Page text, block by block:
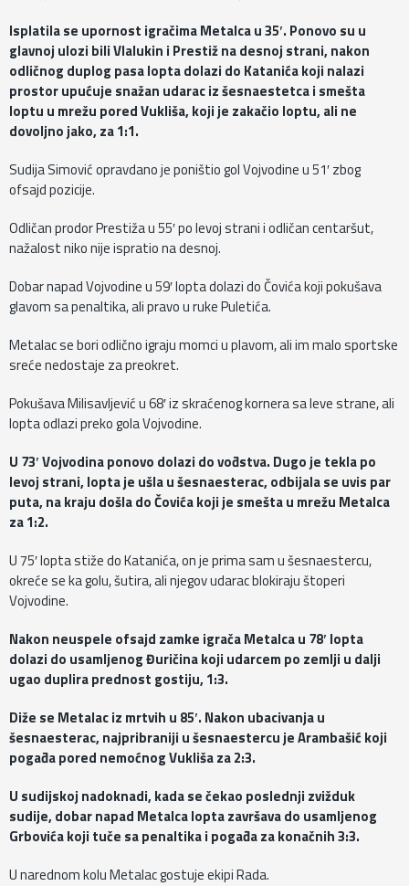
Isplatila se upornost igračima Metalca u 35′. Ponovo su u
glavnoj ulozi bili Vlalukin i Prestiž na desnoj strani, nakon
odličnog duplog pasa lopta dolazi do Katanića koji nalazi
prostor upućuje snažan udarac iz šesnaestetca i smešta
loptu u mrežu pored Vukliša, koji je zakačio loptu, ali ne
dovoljno jako, za 1:1.
Sudija Simović opravdano je poništio gol Vojvodine u 51′ zbog
ofsajd pozicije.
Odličan prodor Prestiža u 55′ po levoj strani i odličan centaršut,
nažalost niko nije ispratio na desnoj.
Dobar napad Vojvodine u 59′ lopta dolazi do Čovića koji pokušava
glavom sa penaltika, ali pravo u ruke Puletića.
Metalac se bori odlično igraju momci u plavom, ali im malo sportske
sreće nedostaje za preokret.
Pokušava Milisavljević u 68′ iz skraćenog kornera sa leve strane, ali
lopta odlazi preko gola Vojvodine.
U 73′ Vojvodina ponovo dolazi do vođstva. Dugo je tekla po
levoj strani, lopta je ušla u šesnaesterac, odbijala se uvis par
puta, na kraju došla do Čovića koji je smešta u mrežu Metalca
za 1:2.
U 75′ lopta stiže do Katanića, on je prima sam u šesnaestercu,
okreće se ka golu, šutira, ali njegov udarac blokiraju štoperi
Vojvodine.
Nakon neuspele ofsajd zamke igrača Metalca u 78′ lopta
dolazi do usamljenog Đuričina koji udarcem po zemlji u dalji
ugao duplira prednost gostiju, 1:3.
Diže se Metalac iz mrtvih u 85′. Nakon ubacivanja u
šesnaesterac, najpribraniji u šesnaestercu je Arambašić koji
pogađa pored nemoćnog Vukliša za 2:3.
U sudijskoj nadoknadi, kada se čekao poslednji zvižduk
sudije, dobar napad Metalca lopta završava do usamljenog
Grbovića koji tuče sa penaltika i pogađa za konačnih 3:3.
U narednom kolu Metalac gostuje ekipi Rada.